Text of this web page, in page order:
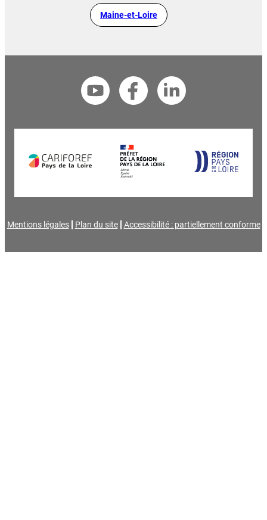
Maine-et-Loire
Mentions légales Plan du site Accessibilité : partiellement conforme